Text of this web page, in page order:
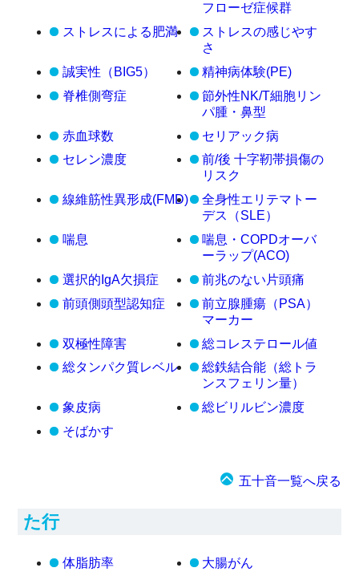
フローゼ症候群
ストレスによる肥満
ストレスの感じやす
さ
誠実性（BIG5）
精神病体験(PE)
脊椎側弯症
節外性NK/T細胞リン
パ腫・鼻型
赤血球数
セリアック病
セレン濃度
前/後 十字靭帯損傷の
リスク
線維筋性異形成(FMD)
全身性エリテマトー
デス（SLE）
喘息
喘息・COPDオーバ
ーラップ(ACO)
選択的IgA欠損症
前兆のない片頭痛
前頭側頭型認知症
前立腺腫瘍（PSA）
マーカー
双極性障害
総コレステロール値
総タンパク質レベル
総鉄結合能（総トラ
ンスフェリン量）
象皮病
総ビリルビン濃度
そばかす
五十音一覧へ戻る
た行
体脂肪率
大腸がん